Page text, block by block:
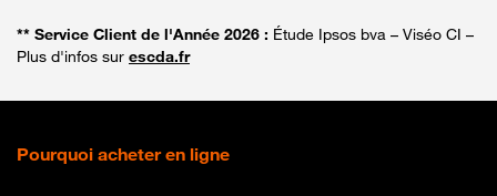
** Service Client de l'Année 2026 : Étude Ipsos bva – Viséo CI –
Plus d'infos sur escda.fr
Pourquoi acheter en ligne